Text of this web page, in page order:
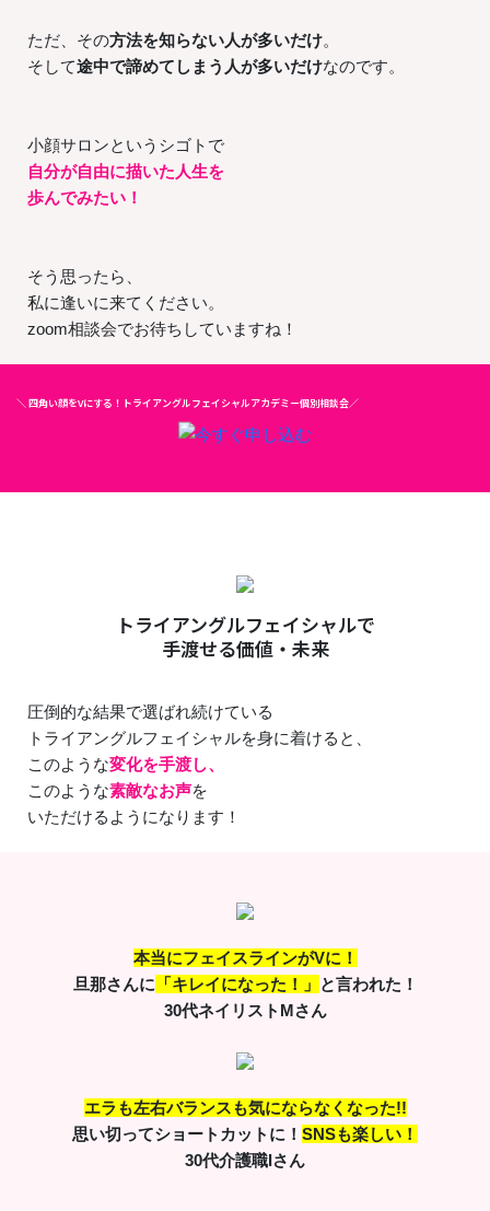
ただ、その方法を知らない人が多いだけ。
そして途中で諦めてしまう人が多いだけなのです。
小顔サロンというシゴトで
自分が自由に描いた人生を
歩んでみたい！
そう思ったら、
私に逢いに来てください。
zoom相談会でお待ちしていますね！
＼ 四角い顔をVにする！トライアングルフェイシャルアカデミー個別相談会／
トライアングルフェイシャルで
手渡せる価値・未来
圧倒的な結果で選ばれ続けている
トライアングルフェイシャルを身に着けると、
このような変化を手渡し、
このような素敵なお声を
いただけるようになります！
本当にフェイスラインがVに！
旦那さんに 「キレイになった！」 と言われた！
30代ネイリストMさん
エラも左右バランスも気にならなくなった!!
思い切ってショートカットに！ SNSも楽しい！
30代介護職Iさん